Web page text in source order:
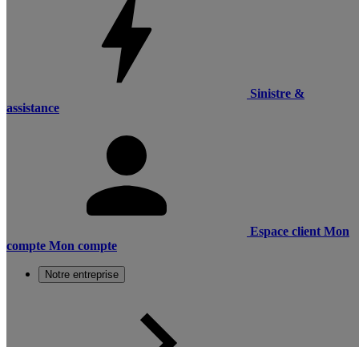
Sinistre &
assistance
Espace client Mon
compte Mon compte
Notre entreprise